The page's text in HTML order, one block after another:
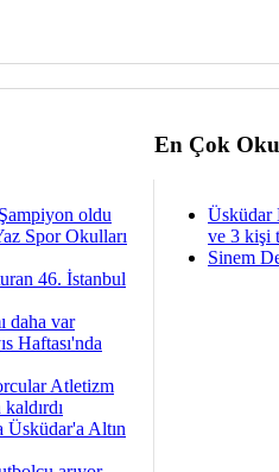
En Çok
oldu
Spor Okulları
46. İstanbul
daha var
Haftası'nda
Atletizm
Üsküdar'a Altın
Üsküdar
ve 3 kişi
Sinem